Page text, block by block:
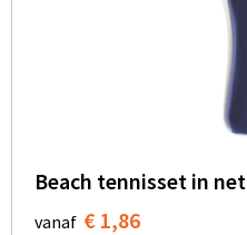
Beach tennisset in net
vanaf € 1,86